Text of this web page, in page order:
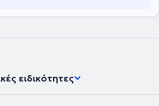
του 2023 υπηρέτησε ως
ειδικότητες